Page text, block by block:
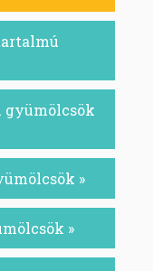
gyümölcsök
»
»